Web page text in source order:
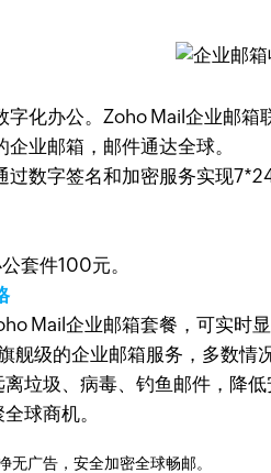
化办公。Zoho Mail企业邮箱
业邮箱，邮件通达全球。
数字签名和加密服务实现
套件100元。
Mail企业邮箱套餐，可实时显
级的企业邮箱服务，多数
垃圾、病毒、钓鱼邮件，降
球商机。
无广告，安全加密全球畅邮。